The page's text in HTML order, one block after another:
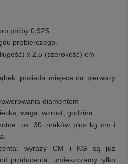
próby 0,925
probierczego.
x 2,5 (szerokość) cm
posiada miejsce na pierwszy
diamentem
waga, wzrost, godzina.
ok. 30 znaków plus kg cm i
wyrazy CM i KG są już
producenta, umieszczamy tylko